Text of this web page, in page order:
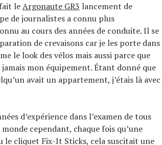
leArgonaute GR3 lancement de
de journalistes a connu plus
au cours des années de conduite. Il se
de crevaisons car je les porte dans
le look des vélos mais aussi parce que
mon équipement. Étant donné que
avait un appartement, j’étais là avec
d’expérience dans l’examen de tous
cependant, chaque fois qu’une
cliquet Fix-It Sticks, cela suscitait une